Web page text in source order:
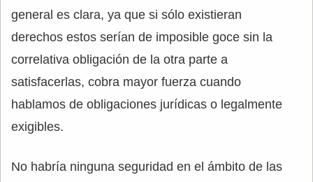
general es clara, ya que si sólo existieran
derechos estos serían de imposible goce sin la
correlativa obligación de la otra parte a
satisfacerlas, cobra mayor fuerza cuando
hablamos de obligaciones jurídicas o legalmente
exigibles.
No habría ninguna seguridad en el ámbito de las